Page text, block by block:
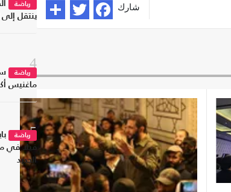
شارك رياضة
ينتقل
4
رياضة
ماغنيس
5رياضة
فيلا في
الجديد